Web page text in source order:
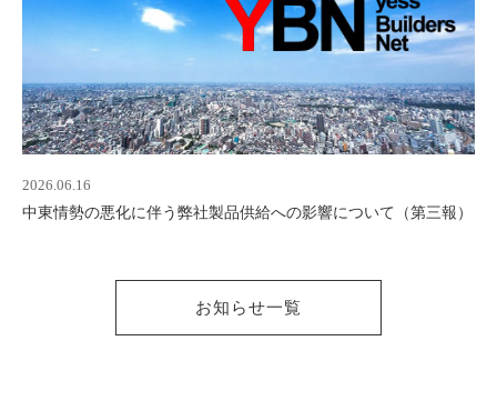
2026.06.16
中東情勢の悪化に伴う弊社製品供給への影響について（第三報）
お知らせ一覧